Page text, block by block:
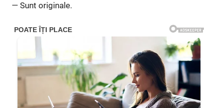
— Sunt originale.